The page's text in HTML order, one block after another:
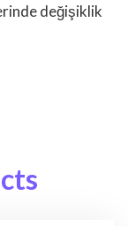
değişiklik